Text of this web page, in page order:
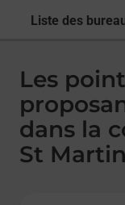
Liste des
Les
dans la
St Martin